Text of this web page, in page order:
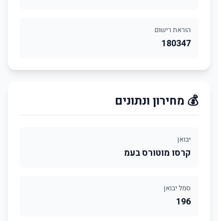
הוראת רישום
180347
💰 מחירון ונתונים
יבואן
קרסו מוטורס בעמ
סמל יבואן
196